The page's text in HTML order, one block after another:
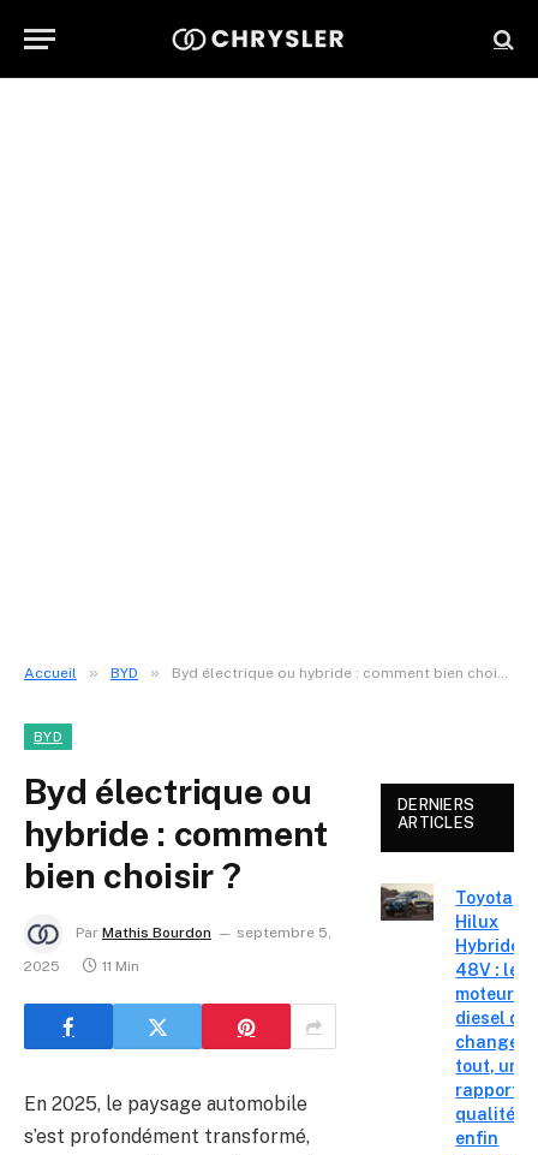
Accueil » BYD » Byd électrique ou hybride : comment bien choisir ?
BYD
Byd électrique ou
hybride : comment
bien choisir ?
Par Mathis Bourdon
septembre 5,
2025
11 Min
En 2025, le paysage automobile
s’est profondément transformé,
DERNIERS
ARTICLES
Toyota
Hilux
Hybride
48V : le
moteur
diesel qui
change
tout, un
rapport
qualité-
enfin